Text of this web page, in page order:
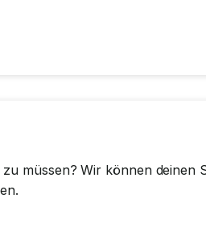
müssen? Wir können deinen